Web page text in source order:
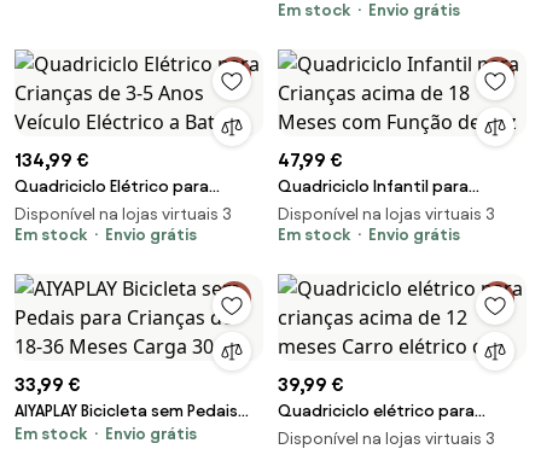
com Função de Luz
Em stock
Envio grátis
134,99 €
Quadriciclo Elétrico para
Crianças de 3-5 Anos Veículo
Eléctrico a Bat
Disponível na lojas virtuais 3
Em stock
Envio grátis
47,99 €
Quadriciclo Infantil para
Crianças acima de 18 Meses
com Função de Luz
Disponível na lojas virtuais 3
Em stock
Envio grátis
33,99 €
AIYAPLAY Bicicleta sem Pedais
para Crianças de 18-36 Meses
Em stock Envio grátis
39,99 €
Quadriciclo elétrico para
crianças acima de 12 meses
Disponível na lojas virtuais 3